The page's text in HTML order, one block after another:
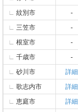
紋別市
-
三笠市
-
根室市
-
千歳市
-
砂川市
詳細
歌志内市
詳細
恵庭市
詳細